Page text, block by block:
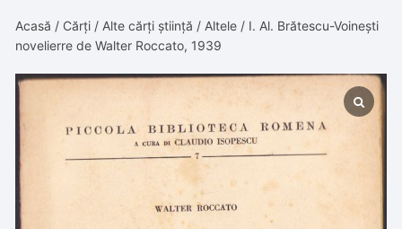
Acasă / Cărți / Alte cărți știință / Altele / I. Al. Brătescu-Voinești
novelierre de Walter Roccato, 1939